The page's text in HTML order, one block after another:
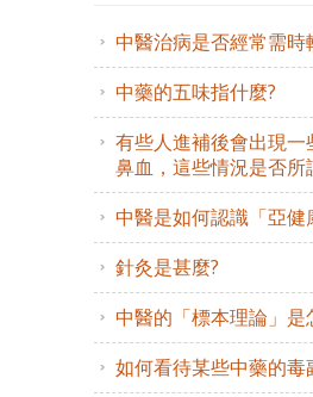
中醫治病是否經常需時
中藥的五味指什麼?
有些人進補後會出現
鼻血，這些情況是否所
中醫是如何認識「亞健
針灸是甚麼?
中醫的「標本理論」是
如何看待某些中藥的毒